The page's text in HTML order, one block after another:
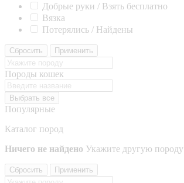
Добрые руки / Взять бесплатно
Вязка
Потерялись / Найдены
Сбросить Применить
Породы кошек
Выбрать все
Популярные
Каталог пород
Ничего не найдено Укажите другую породу
Сбросить Применить